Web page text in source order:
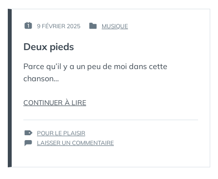
PUBLIÉ
9 FÉVRIER 2025
PAR :
PUBLIÉ
MUSIQUE
Deux pieds
Parce qu’il y a un peu de moi dans cette
chanson…
CONTINUER À LIRE« DEUX
ÉTIQUETTES :
POUR LE PLAISIR
LAISSER UN COMMENTAIRESUR